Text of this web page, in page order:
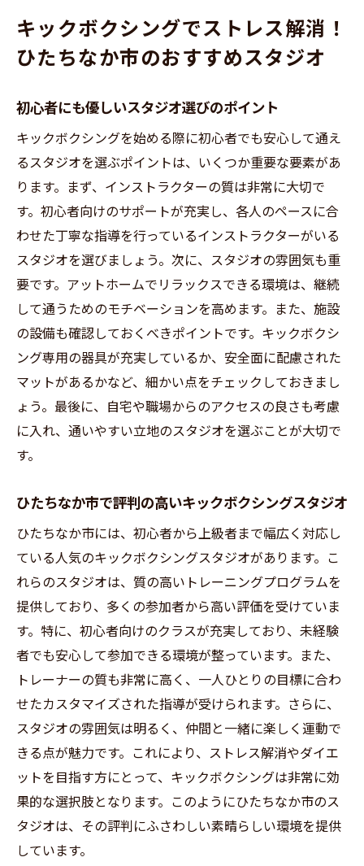
ム選び
キックボクシングでストレス解消！
ひたちなか市のおすすめスタジオ
初心者にも優しいスタジオ選びのポイント
キックボクシングを始める際に初心者でも安心して通え
るスタジオを選ぶポイントは、いくつか重要な要素があ
ります。まず、インストラクターの質は非常に大切で
す。初心者向けのサポートが充実し、各人のペースに合
わせた丁寧な指導を行っているインストラクターがいる
スタジオを選びましょう。次に、スタジオの雰囲気も重
要です。アットホームでリラックスできる環境は、継続
して通うためのモチベーションを高めます。また、施設
の設備も確認しておくべきポイントです。キックボクシ
ング専用の器具が充実しているか、安全面に配慮された
マットがあるかなど、細かい点をチェックしておきまし
ょう。最後に、自宅や職場からのアクセスの良さも考慮
に入れ、通いやすい立地のスタジオを選ぶことが大切で
す。
ひたちなか市で評判の高いキックボクシングスタジオ
ひたちなか市には、初心者から上級者まで幅広く対応し
ている人気のキックボクシングスタジオがあります。こ
れらのスタジオは、質の高いトレーニングプログラムを
提供しており、多くの参加者から高い評価を受けていま
す。特に、初心者向けのクラスが充実しており、未経験
者でも安心して参加できる環境が整っています。また、
トレーナーの質も非常に高く、一人ひとりの目標に合わ
せたカスタマイズされた指導が受けられます。さらに、
スタジオの雰囲気は明るく、仲間と一緒に楽しく運動で
きる点が魅力です。これにより、ストレス解消やダイエ
ットを目指す方にとって、キックボクシングは非常に効
果的な選択肢となります。このようにひたちなか市のス
タジオは、その評判にふさわしい素晴らしい環境を提供
しています。